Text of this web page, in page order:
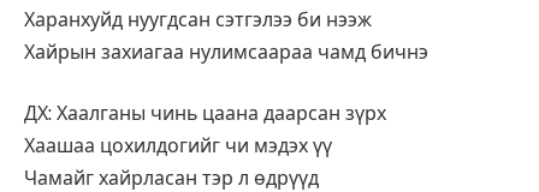
Харанхуйд нуугдсан сэтгэлээ би нээж
Хайрын захиагаа нулимсаараа чамд бичнэ
ДХ: Хаалганы чинь цаана даарсан зүрх
Хаашаа цохилдогийг чи мэдэх үү
Чамайг хайрласан тэр л өдрүүд